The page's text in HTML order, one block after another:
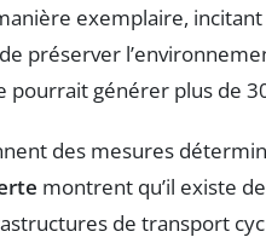
exemplaire,
préserver
générer plus de
des mesures
montrent qu’il existe
de transport